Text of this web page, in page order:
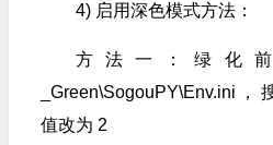
4) 启用深色模式方法：
方法一：绿化
_Green\SogouPY\Env.ini，
值改为 2